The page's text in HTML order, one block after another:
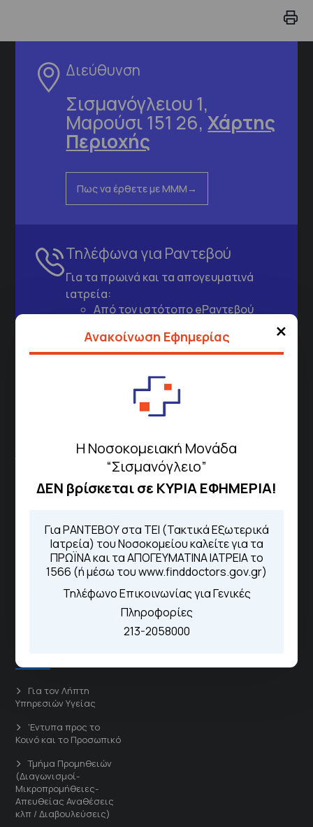
×
Ανακοίνωση Εφημερίας
Η Νοσοκομειακή Μονάδα
“Σισμανόγλειο”
ΔΕΝ βρίσκεται σε ΚΥΡΙΑ ΕΦΗΜΕΡΙΑ!
Για ΡΑΝΤΕΒΟΥ στα ΤΕΙ (Τακτικά Εξωτερικά
Ιατρεία) του Νοσοκομείου καλείτε για τα
ΠΡΩΪΝΑ και τα ΑΠΟΓΕΥΜΑΤΙΝΑ ΙΑΤΡΕΙΑ το
1566 (ή μέσω του www.finddoctors.gov.gr)
Τηλέφωνο Επικοινωνίας για Γενικές
Πληροφορίες
213-2058000
Διεύθυνση
Σισμανόγλειου 1,
Μαρούσι 151 26,Χάρτης
Περιοχής
Πως να έρθετε με ΜΜΜ
Τηλέφωνα για Ραντεβού
Για τα πρωινά και τα απογευματινά
ιατρεία:
Από τον ιστότοποeΡαντεβού
Καλώντας στην φωνητική πύλη του
1566
Μέσω της εφαρμογής "MyHealth
Το Σισμανόγλειο συνεργάζεται με άλλα νοσηλευτικά
ιδρύματα και μονάδες υγείας στα πλαίσια εφαρμογής
ειδικών προγραμμάτων βελτίωσης της ποιότητας
Διασυνδεόμενα Νοσοκομεία
Μελισσίων “Άμαλία Φλέμιγκ”
Γενικό Νοσοκομείο Παίδων
Για τον Λήπτη
Υπηρεσιών Υγείας
'Εντυπα προς το
Κοινό και το Προσωπικό
Τμήμα Προμηθειών
(Διαγωνισμοί-
Μικροπρομήθειες-
Απευθείας Αναθέσεις
κλπ / Διαβουλεύσεις)